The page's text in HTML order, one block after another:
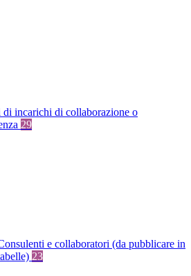
di incarichi di collaborazione o
29
e collaboratori (da pubblicare in
23